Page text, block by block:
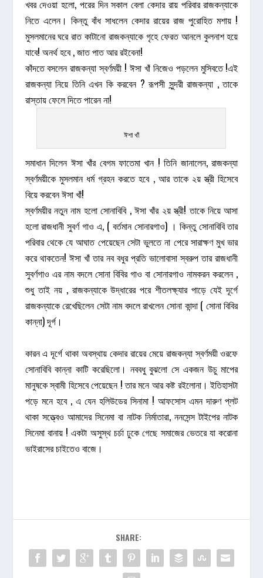
খবর দেওয়া হলো, পরের দিন সকাল বেলা কেদার রায় পরিবার রাজকন্যাকে
নিতে এলেন। কিন্তু বাঁধ সাধলেন কেদার রায়ের রাজ পুরোহিত মশায় !
মুসলমানের ঘরে রাত কাটানো রাজকন্যাকে গৃহে ফেরত আনলে কুলনাশ হয়ে
যাবে! অনর্থ হবে , জাত পাত আর রইবেনা!
কাঁদতে বসলেন রাজকন্যা স্বর্ণময়ী ! ঈসা খাঁ নিজেও পড়লেন মুসিবতে !এই
রাজকন্যা নিয়ে তিনি এখন কি করবেন ? রূপসী সুন্দরী রাজকন্যা , তাকে
রাস্তায় ফেলে দিতে পারেন না!
ঈশা খাঁ
সমাধান দিলেন ঈসা খাঁর বেগম ফাতেমা খান ! তিনি জানালেন, রাজকন্যা
স্বর্ণময়ীকে মুসলমান ধর্ম গ্রহন করতে হবে , আর তাকে ২য় স্ত্রী হিসেবে
বিয়ে করবেন ঈসা খাঁ!
স্বর্ণময়ীর নতুন নাম হলো সোনাবিবি , ঈসা খাঁর ২য় স্ত্রী! তাকে নিয়ে আসা
হলো রাজধানী সুবর্ণ গাও এ, ( বর্তমান সোনারগাও) । কিন্তু সোনাবিবি তার
পরিবার থেকে যে আঘাত পেয়েছেন সেটা ভুলতে না পেরে সারাক্ষণ মুখ ভার
করে থাকতেন! ঈসা খাঁ তার নব বধুর প্রতি ভালোবাসা স্বরুপ তার রাজধানী
সুবর্ণগাও এর নাম বদলে সোনা বিবির গাও বা সোনারগাও নামকরন করলেন ,
শুধু তাই নয় , রাজকন্যাকে উদ্ধারের পরে শীতলক্ষ্যার পাড়ে যেই দূর্গে
রাজকন্যাকে রেখেছিলেন সেটা নাম বদলে রাখলেন সোনা কান্দা ( সোনা বিবির
কান্না) দূর্গ।
কারন এ দূর্গে থাকা অবস্থায় কেদার রায়ের মেয়ে রাজকন্যা স্বর্ণময়ী ওরফে
সোনাবিবি কান্না কাটি করেছিলো। নববধু বুঝলো সে একজন উচু মাপের
মানুষকে স্বামী হিসেবে পেয়েছেন ! তার মনে আর কষ্ট রইলোনা। ইতিহাসটা
পড়ে মনে হবে , এ যেন হলিউডের সিনামা ! আফসোস এমন দারুণ প্লট
থাকা সত্ত্বেও আমাদের সিনেমা বা নাটক নির্মাতারা, ননসেন্স টাইপের নাটক
সিনেমা বানায় ! একটা অসুস্থ চর্চা ঢুকে গেছে সমাজের ভেতরে যা করোনা
ভাইরাসের চাইতেও বাজে।
SHARE: